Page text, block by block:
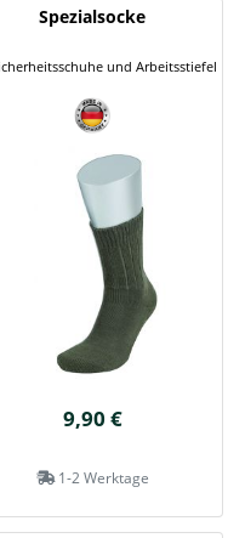
Spezialsocke
und Arbeitsstiefel
9,90 €
1-2 Werktage